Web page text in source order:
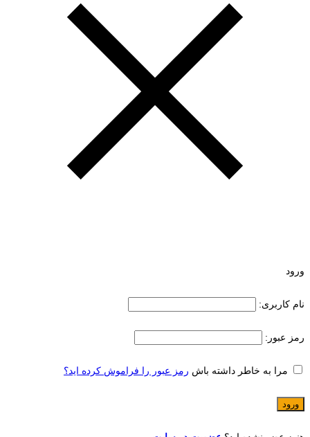
ورود
نام کاربری:
رمز عبور:
مرا به خاطر داشته باش رمز عبور را فراموش کرده اید؟